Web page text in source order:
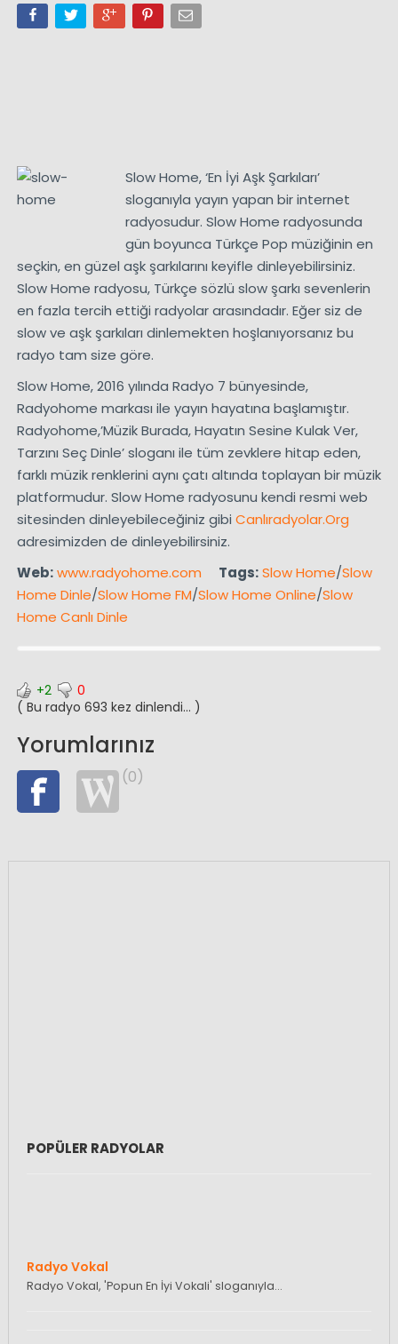
Slow Home, ‘En İyi Aşk Şarkıları’
sloganıyla yayın yapan bir internet
radyosudur. Slow Home radyosunda
gün boyunca Türkçe Pop müziğinin en
seçkin, en güzel aşk şarkılarını keyifle dinleyebilirsiniz.
Slow Home radyosu, Türkçe sözlü slow şarkı sevenlerin
en fazla tercih ettiği radyolar arasındadır. Eğer siz de
slow ve aşk şarkıları dinlemekten hoşlanıyorsanız bu
radyo tam size göre.
Slow Home, 2016 yılında Radyo 7 bünyesinde,
Radyohome markası ile yayın hayatına başlamıştır.
Radyohome,’Müzik Burada, Hayatın Sesine Kulak Ver,
Tarzını Seç Dinle’ sloganı ile tüm zevklere hitap eden,
farklı müzik renklerini aynı çatı altında toplayan bir müzik
platformudur. Slow Home radyosunu kendi resmi web
sitesinden dinleyebileceğiniz gibi Canlıradyolar.Org
adresimizden de dinleyebilirsiniz.
Web:www.radyohome.com Tags:Slow Home/Slow
Home Dinle/Slow Home FM/Slow Home Online/Slow
Home Canlı Dinle
+2
0
( Bu radyo 693 kez dinlendi... )
Yorumlarınız
(0)
POPÜLER RADYOLAR
Radyo Vokal
Radyo Vokal, 'Popun En İyi Vokali' sloganıyla…